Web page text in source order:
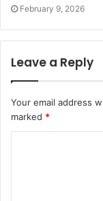
February 9, 2026
Leave a Reply
Your email address
marked *